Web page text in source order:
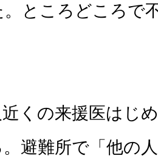
ところどころで
くの来援医はじ
避難所で「他の